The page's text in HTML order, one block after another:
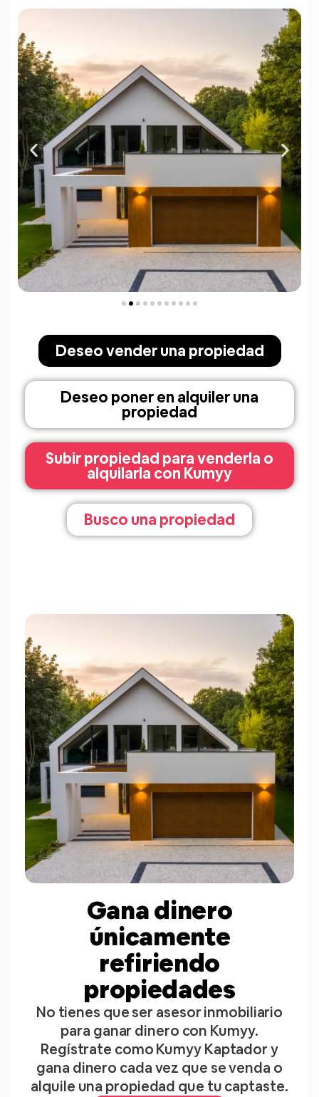
Deseo vender una propiedad
Deseo poner en alquiler una
propiedad
Subir propiedad para venderla o
alquilarla con Kumyy
Busco una propiedad
Gana dinero
únicamente
refiriendo
propiedades
No tienes que ser asesor inmobiliario
para ganar dinero con Kumyy.
Regístrate como Kumyy Kaptador y
gana dinero cada vez que se venda o
alquile una propiedad que tu captaste.